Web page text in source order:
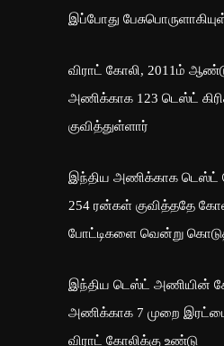
இப்போது
விராட் கோலி, 2011ம்
அணிக்காக 123 டெஸ்ட்
குவித்துள்ளார்
இந்திய அணிக்காக டெஸ்ட்
254 ரன்கள் குவித்ததே
போட்டிகளை வென்று
இந்திய டெஸ்ட் அணியின்
அணிக்காக 7 முறை
விராட் கோலிக்கு உண்டு